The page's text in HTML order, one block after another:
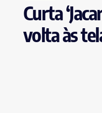
Curta
volta às